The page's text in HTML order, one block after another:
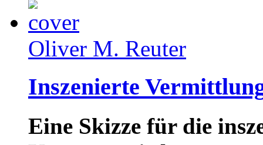
Oliver M. Reuter
Inszenierte
Eine Skizze für die